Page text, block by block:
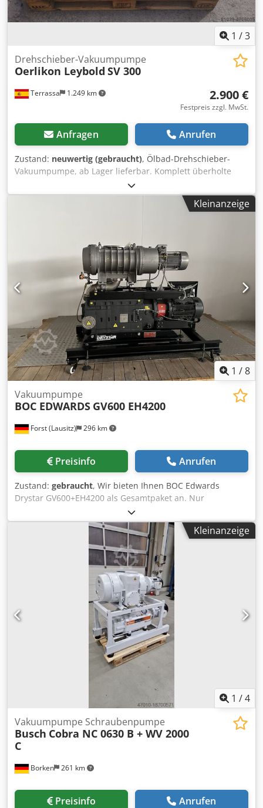
1 /3
Terrassa 1.249 km
Drehschieber-Vakuumpumpe
Oerlikon Leybold SV 300
2.900 €
Festpreis zzgl. MwSt.
Anfragen Anrufen
Zustand: neuwertig (gebraucht), Ölbad-Drehschieber-
Vakuumpumpe, ab Lager lieferbar. Komplett überholte
Pumpe. Mit Garantie. Nennfördermenge: 300 m3/h
Endvakuum: 0,1 mbar abs. Bei Fragen, bitte kontaktieren
Kleinanzeige
1 /8
Forst (Lausitz) 296 km
Vakuumpumpe
BOC EDWARDS GV600 EH4200
Preisinfo Anrufen
Zustand: gebraucht, Wir bieten Ihnen BOC Edwards
Drystar GV600+EH4200 als Gesamtpaket an. Nur
zusammen, wir verkaufen GV600 oder EH4200 einzeln
nicht. Djdpjrfw Rbsfx Aafjck Der Pumpenset ist gebraucht.
Wenn Sie Interesse daran haben, senden Sie uns einfach
Ihre Nachricht. Wir melden uns dann bei Ihnen.
Kleinanzeige
1 /4
Borken 261 km
Vakuumpumpe Schraubenpumpe
Busch Cobra NC 0630 B + WV 2000
C
Preisinfo Anrufen